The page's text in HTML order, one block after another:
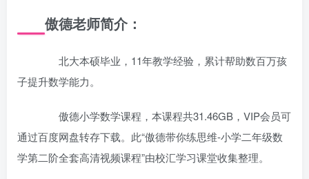
傲德老师简介：
北大本硕毕业，11年教学经验，累计帮助数百万孩
子提升数学能力。
傲德小学数学课程，本课程共31.46GB，VIP会员可
通过百度网盘转存下载。此“傲德带你练思维-小学二年级数
学第二阶全套高清视频课程”由校汇学习课堂收集整理。